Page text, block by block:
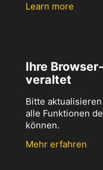
Learn more
Ihre
veraltet
Bitte
alle Funktionen
können.
Mehr erfahren